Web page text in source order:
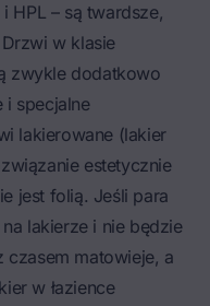
HPL – są twardsze,
w klasie
zwykle dodatkowo
i specjalne
lakierowane (lakier
estetycznie
jest folią. Jeśli para
lakierze i nie będzie
czasem matowieje, a
w łazience